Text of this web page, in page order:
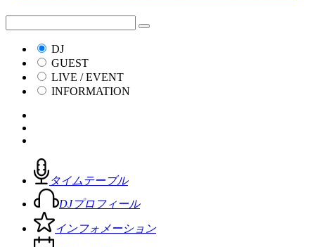
DJ
GUEST
LIVE / EVENT
INFORMATION
タイムテーブル
DJプロフィール
インフォメーション